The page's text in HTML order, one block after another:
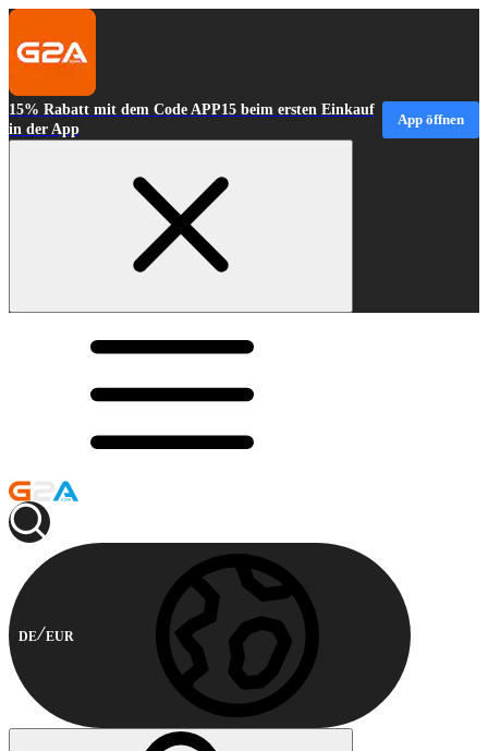
15% Rabatt mit dem Code APP15 beim ersten Einkauf
in der App
App öffnen
DE EUR